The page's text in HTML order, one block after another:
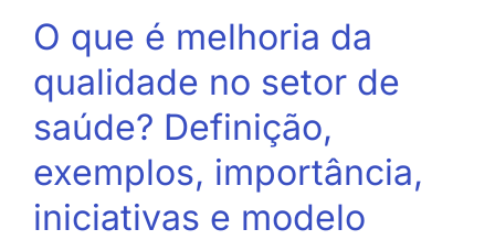
O que é melhoria da
qualidade no setor de
saúde? Definição,
exemplos, importância,
iniciativas e modelo